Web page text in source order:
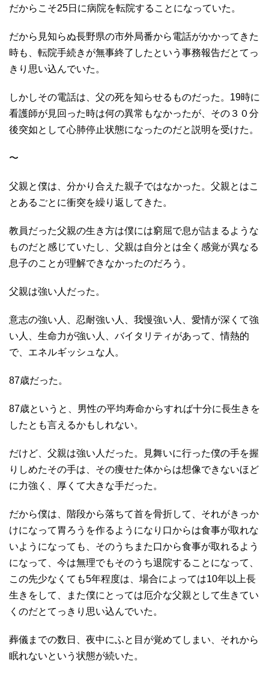
だからこそ25日に病院を転院することになっていた。
だから見知らぬ長野県の市外局番から電話がかかってきた
時も、転院手続きが無事終了したという事務報告だとてっ
きり思い込んでいた。
しかしその電話は、父の死を知らせるものだった。19時に
看護師が見回った時は何の異常もなかったが、その３０分
後突如として心肺停止状態になったのだと説明を受けた。
〜
父親と僕は、分かり合えた親子ではなかった。父親とはこ
とあるごとに衝突を繰り返してきた。
教員だった父親の生き方は僕には窮屈で息が詰まるような
ものだと感じていたし、父親は自分とは全く感覚が異なる
息子のことが理解できなかったのだろう。
父親は強い人だった。
意志の強い人、忍耐強い人、我慢強い人、愛情が深くて強
い人、生命力が強い人、バイタリティがあって、情熱的
で、エネルギッシュな人。
87歳だった。
87歳というと、男性の平均寿命からすれば十分に長生きを
したとも言えるかもしれない。
だけど、父親は強い人だった。見舞いに行った僕の手を握
りしめたその手は、その痩せた体からは想像できないほど
に力強く、厚くて大きな手だった。
だから僕は、階段から落ちて首を骨折して、それがきっか
けになって胃ろうを作るようになり口からは食事が取れな
いようになっても、そのうちまた口から食事が取れるよう
になって、今は無理でもそのうち退院することになって、
この先少なくても5年程度は、場合によっては10年以上長
生きをして、また僕にとっては厄介な父親として生きてい
くのだとてっきり思い込んでいた。
葬儀までの数日、夜中にふと目が覚めてしまい、それから
眠れないという状態が続いた。